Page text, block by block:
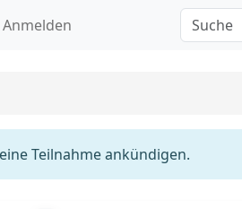
Anmelden
Teilnahme ankündigen.